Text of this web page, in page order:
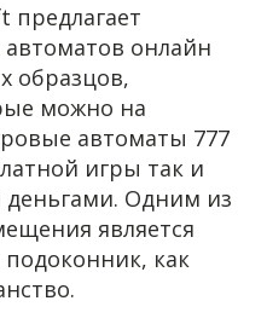
предлагает
онлайн
образцов,
можно на
автоматы 777
игры так и
Одним из
является
как